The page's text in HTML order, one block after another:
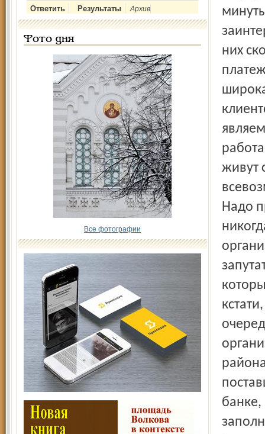
Архив
Фото дня
Все фотографии
них
живут
Надо
банке,